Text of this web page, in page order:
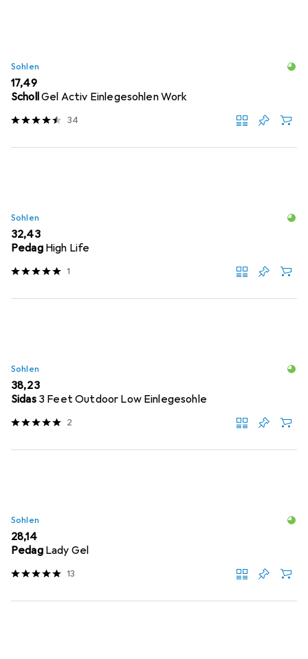
Sohlen
EUR
17,49
SchollGel Activ Einlegesohlen Work
34
Sohlen
EUR
32,43
Pedag High Life
1
Sohlen
EUR
38,23
Sidas 3 Feet Outdoor Low Einlegesohle
2
Sohlen
EUR
28,14
Pedag Lady Gel
13